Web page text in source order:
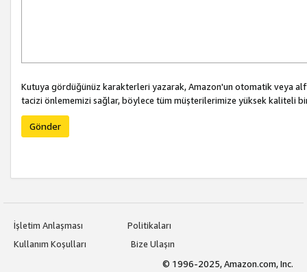
Kutuya gördüğünüz karakterleri yazarak, Amazon'un otomatik veya
tacizi önlememizi sağlar, böylece tüm müşterilerimize yüksek kaliteli
Gönder
İşletim Anlaşması
Politikaları
Kullanım Koşulları
Bize Ulaşın
© 1996-2025, Amazon.com, Inc.